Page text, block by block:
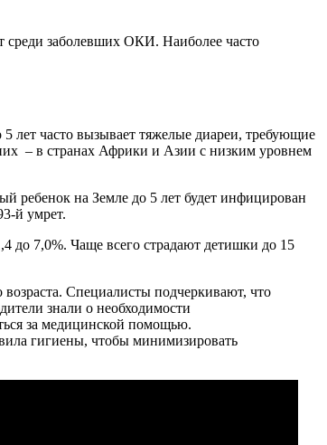
среди заболевших ОКИ. Наиболее часто
лет часто вызывает тяжелые диареи, требующие
– в странах Африки и Азии с низким уровнем
ребенок на Земле до 5 лет будет инфицирован
й умрет.
до 7,0%. Чаще всего страдают детишки до 15
Специалисты подчеркивают, что
знали о необходимости
за медицинской помощью.
гигиены, чтобы минимизировать